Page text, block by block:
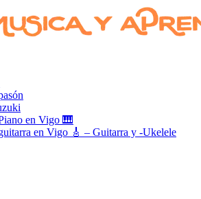
en Vigo 🎹
en Vigo 🎸 – Guitarra y -Ukelele